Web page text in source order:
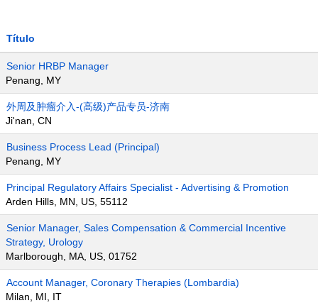
Título
Senior HRBP Manager
Penang, MY
外周及肿瘤介入-(高级)产品专员-济南
Ji'nan, CN
Business Process Lead (Principal)
Penang, MY
Principal Regulatory Affairs Specialist - Advertising & Promotion
Arden Hills, MN, US, 55112
Senior Manager, Sales Compensation & Commercial Incentive
Strategy, Urology
Marlborough, MA, US, 01752
Account Manager, Coronary Therapies (Lombardia)
Milan, MI, IT